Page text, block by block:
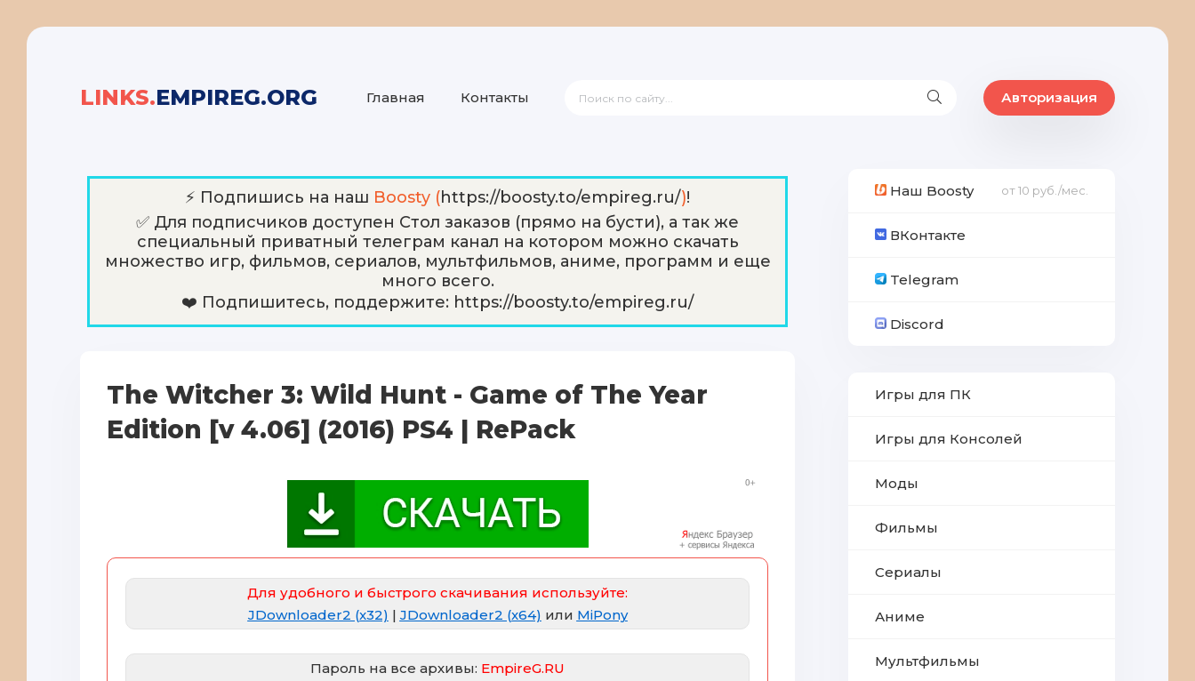
LINKS.EMPIREG.ORG Главная Контакты Авторизация
⚡️ Подпишись на наш Boosty (https://boosty.to/empireg.ru/)!
✅ Для подписчиков доступен Стол заказов (прямо на бусти), а так же
специальный приватный телеграм канал на котором можно скачать
множество игр, фильмов, сериалов, мультфильмов, аниме, программ и еще
много всего.
❤️ Подпишитесь, поддержите: https://boosty.to/empireg.ru/
The Witcher 3: Wild Hunt - Game of The Year
Edition [v 4.06] (2016) PS4 | RePack
Для удобного и быстрого скачивания используйте:
JDownloader2 (x32) | JDownloader2 (x64) или MiPony
Пароль на все архивы: EmpireG.RU
Наш Boosty от 10 руб./мес.
ВКонтакте
Telegram
Discord
Игры для ПК
Игры для Консолей
Моды
Фильмы
Сериалы
Аниме
Мультфильмы